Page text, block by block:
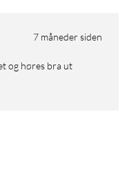
7 måneder siden
og høres bra ut